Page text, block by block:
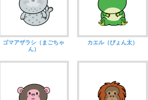
ゴマアザラシ（まごちゃ
ん）
カエル（ぴょん太）